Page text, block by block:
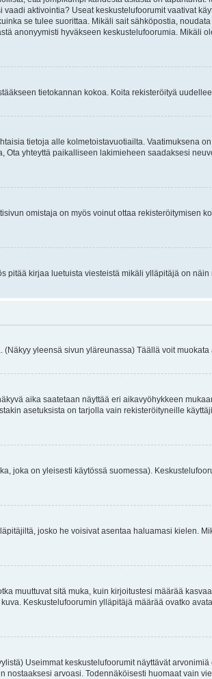
aktivointia? Useat keskustelufoorumit vaativat
se tulee suorittaa. Mikäli sait sähköpostia,
anonyymisti hyväkseen keskustelufoorumia. Mikäli
tietokannan kokoa. Koita rekisteröityä
tietoja alle kolmetoistavuotiailta. Vaatimuksena
yhteyttä paikalliseen lakimieheen saadaksesi
omistaja on myös voinut ottaa rekisteröitymisen
pitää kirjaa luetuista viesteistä mikäli ylläpitäjä on näin
(Näkyy yleensä sivun yläreunassa) Täällä voit muokata
aika saatetaan näyttää eri aikavyöhykkeen
asetuksista on tarjolla vain rekisteröityneille
joka on yleisesti käytössä suomessa).
josko he voisivat asentaa haluamasi kielen.
muuttuvat sitä muka, kuin kirjoitustesi määrää
Keskustelufoorumin ylläpitäjä määrää ovatko
Useimmat keskustelufoorumit näyttävät
arvoasi. Todennäköisesti huomaat vain